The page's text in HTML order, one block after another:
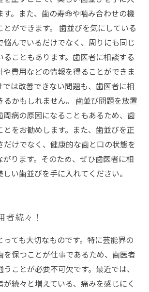
す。また、歯の寿命や噛み合わせの機
ができます。 歯並びを気にしている
悩んでいるだけでなく、周りにも同じ
こともあります。歯医者に相談する
や費用などの情報を得ることができま
では改善できない問題も、歯医者に相
るかもしれません。 歯並び問題を放置
周病の原因になることもあるため、歯
とをお勧めします。また、歯並びを正
だけでなく、健康的な歯と口の状態を
ります。そのため、ぜひ歯医者に相
い歯並びを手に入れてください。
者続々！
ても大切なものです。特に芸能界の
を保つことが仕事であるため、歯医者
ことが必要不可欠です。最近では、
続々と増えている、痛みを感じにく